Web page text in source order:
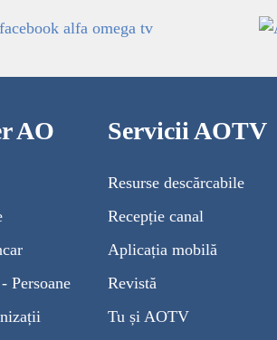
AO
Persoane
Servicii AOTV
Resurse descărcabile
Recepție canal
Aplicația mobilă
Revistă
Tu și AOTV